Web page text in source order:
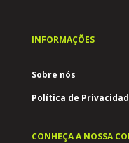
INFORMAÇÕES
Sobre nós
Política de
CONHEÇA A NOSSA